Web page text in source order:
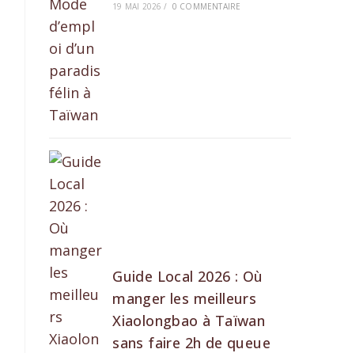
19 MAI 2026 / 0 COMMENTAIRE
Guide Local 2026 : Où
manger les meilleurs
Xiaolongbao à Taïwan
sans faire 2h de queue